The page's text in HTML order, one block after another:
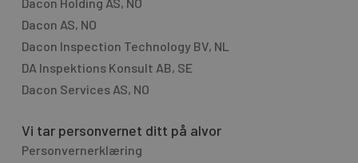
Dacon Holding AS, NO
Dacon AS, NO
Dacon Inspection Technology BV, NL
DA Inspektions Konsult AB, SE
Dacon Services AS, NO
Vi tar personvernet ditt på alvor
Personvernerklæring